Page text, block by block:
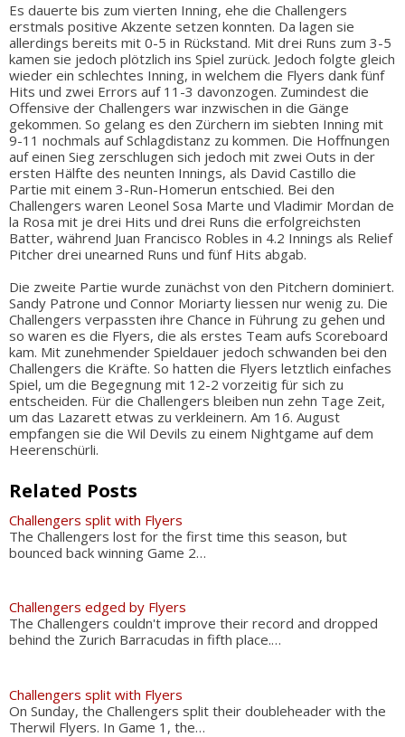
Es dauerte bis zum vierten Inning, ehe die Challengers
erstmals positive Akzente setzen konnten. Da lagen sie
allerdings bereits mit 0-5 in Rückstand. Mit drei Runs zum 3-5
kamen sie jedoch plötzlich ins Spiel zurück. Jedoch folgte gleich
wieder ein schlechtes Inning, in welchem die Flyers dank fünf
Hits und zwei Errors auf 11-3 davonzogen. Zumindest die
Offensive der Challengers war inzwischen in die Gänge
gekommen. So gelang es den Zürchern im siebten Inning mit
9-11 nochmals auf Schlagdistanz zu kommen. Die Hoffnungen
auf einen Sieg zerschlugen sich jedoch mit zwei Outs in der
ersten Hälfte des neunten Innings, als David Castillo die
Partie mit einem 3-Run-Homerun entschied. Bei den
Challengers waren Leonel Sosa Marte und Vladimir Mordan de
la Rosa mit je drei Hits und drei Runs die erfolgreichsten
Batter, während Juan Francisco Robles in 4.2 Innings als Relief
Pitcher drei unearned Runs und fünf Hits abgab.
Die zweite Partie wurde zunächst von den Pitchern dominiert.
Sandy Patrone und Connor Moriarty liessen nur wenig zu. Die
Challengers verpassten ihre Chance in Führung zu gehen und
so waren es die Flyers, die als erstes Team aufs Scoreboard
kam. Mit zunehmender Spieldauer jedoch schwanden bei den
Challengers die Kräfte. So hatten die Flyers letztlich einfaches
Spiel, um die Begegnung mit 12-2 vorzeitig für sich zu
entscheiden. Für die Challengers bleiben nun zehn Tage Zeit,
um das Lazarett etwas zu verkleinern. Am 16. August
empfangen sie die Wil Devils zu einem Nightgame auf dem
Heerenschürli.
Related Posts
Challengers split with Flyers
The Challengers lost for the first time this season, but
bounced back winning Game 2…
Challengers edged by Flyers
The Challengers couldn't improve their record and dropped
behind the Zurich Barracudas in fifth place.…
Challengers split with Flyers
On Sunday, the Challengers split their doubleheader with the
Therwil Flyers. In Game 1, the…